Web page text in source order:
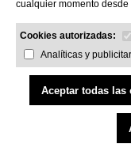
cualquier momento
Cookies autorizadas:
Analíticas y
Aceptar todas las